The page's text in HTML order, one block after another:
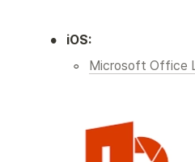
• iOS:
◦ Microsoft Office